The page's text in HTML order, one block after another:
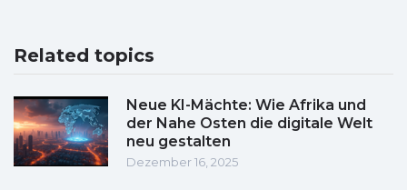
Related topics
Neue KI-Mächte: Wie Afrika und
der Nahe Osten die digitale Welt
neu gestalten
Dezember 16, 2025